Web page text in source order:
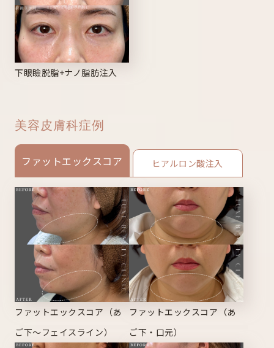
下眼瞼脱脂+ナノ脂肪注入
美容皮膚科症例
ファットエックスコア ヒアルロン酸注入
ファットエックスコア（あ
ご下～フェイスライン）
ファットエックスコア（あ
ご下・口元）